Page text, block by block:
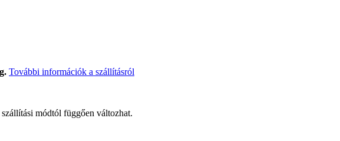
További információk a szállításról
módtól függően változhat.